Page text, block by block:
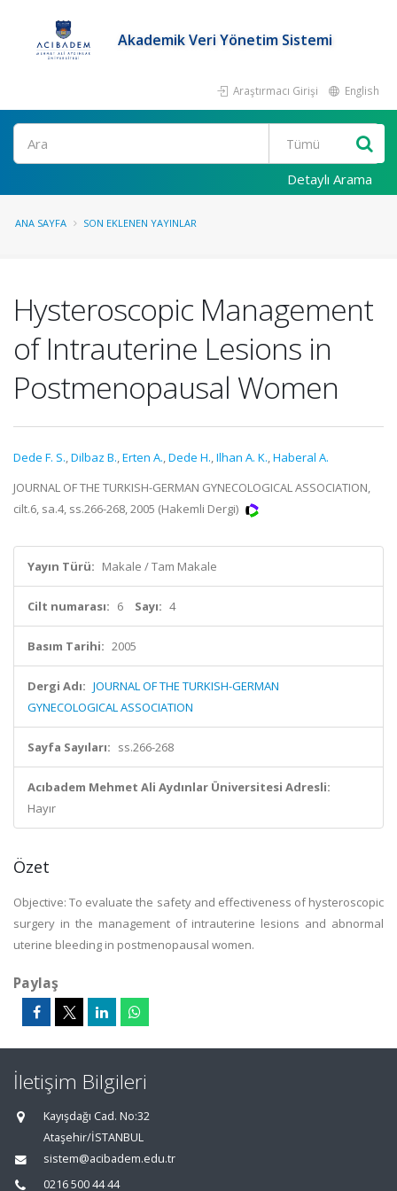
Akademik Veri Yönetim Sistemi
Araştırmacı Girişi English
Ara
Detaylı Arama
ANA SAYFA SON EKLENEN YAYINLAR
Hysteroscopic Management
of Intrauterine Lesions in
Postmenopausal Women
Dede F. S.,Dilbaz B.,Erten A.,Dede H.,Ilhan A. K.,Haberal A.
JOURNAL OF THE TURKISH-GERMAN GYNECOLOGICAL ASSOCIATION,
cilt.6, sa.4, ss.266-268, 2005 (Hakemli Dergi)
Yayın Türü: Makale / Tam Makale
Cilt numarası: 6 Sayı: 4
Basım Tarihi: 2005
Dergi Adı: JOURNAL OF THE TURKISH-GERMAN
GYNECOLOGICAL ASSOCIATION
Sayfa Sayıları: ss.266-268
Acıbadem Mehmet Ali Aydınlar Üniversitesi Adresli:
Hayır
Özet
Objective: To evaluate the safety and effectiveness of hysteroscopic
surgery in the management of intrauterine lesions and abnormal
uterine bleeding in postmenopausal women.
Paylaş
İletişim Bilgileri
Kayışdağı Cad. No:32
Ataşehir/İSTANBUL
sistem@acibadem.edu.tr
0216 500 44 44